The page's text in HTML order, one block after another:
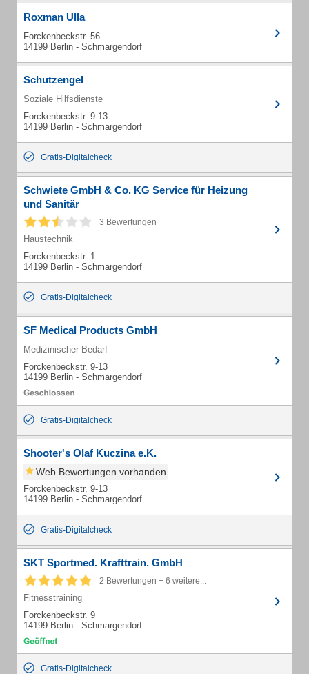
Roxman Ulla
Forckenbeckstr. 56
14199 Berlin - Schmargendorf
Schutzengel
Soziale Hilfsdienste
Forckenbeckstr. 9-13
14199 Berlin - Schmargendorf
Gratis-Digitalcheck
Schwiete GmbH & Co. KG Service für Heizung
und Sanitär
3 Bewertungen
Haustechnik
Forckenbeckstr. 1
14199 Berlin - Schmargendorf
Gratis-Digitalcheck
SF Medical Products GmbH
Medizinischer Bedarf
Forckenbeckstr. 9-13
14199 Berlin - Schmargendorf
Gratis-Digitalcheck
Shooter's Olaf Kuczina e.K.
Web Bewertungen vorhanden
Forckenbeckstr. 9-13
14199 Berlin - Schmargendorf
Gratis-Digitalcheck
SKT Sportmed. Krafttrain. GmbH
2 Bewertungen + 6 weitere...
Fitnesstraining
Forckenbeckstr. 9
14199 Berlin - Schmargendorf
Gratis-Digitalcheck